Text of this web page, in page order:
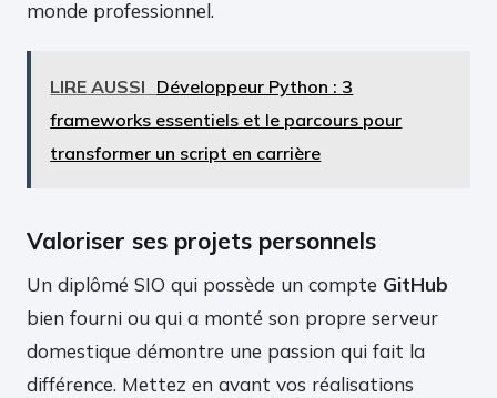
monde professionnel.
LIRE AUSSI Développeur Python : 3
frameworks essentiels et le parcours pour
transformer un script en carrière
Valoriser ses projets personnels
Un diplômé SIO qui possède un compte GitHub
bien fourni ou qui a monté son propre serveur
domestique démontre une passion qui fait la
différence. Mettez en avant vos réalisations